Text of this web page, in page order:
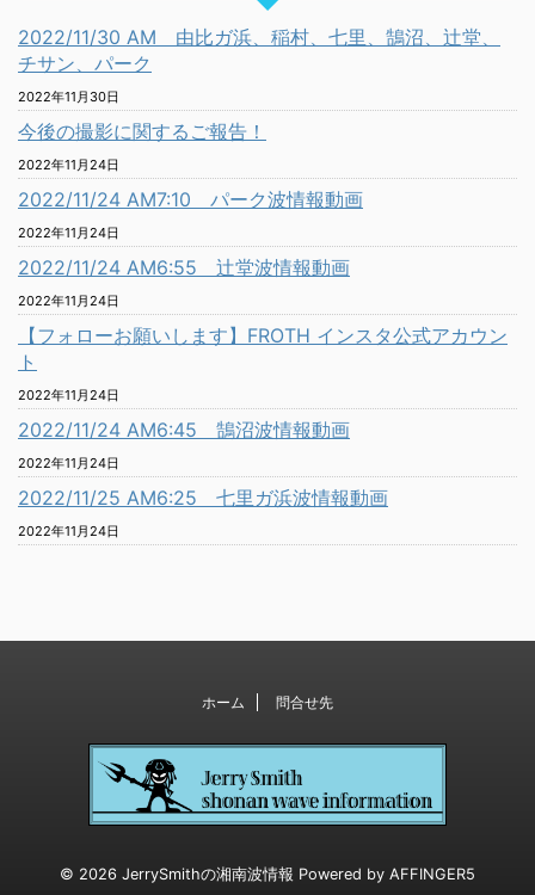
2022/11/30 AM 由比ガ浜、稲村、七里、鵠沼、辻堂、
チサン、パーク
2022年11月30日
今後の撮影に関するご報告！
2022年11月24日
2022/11/24 AM7:10 パーク波情報動画
2022年11月24日
2022/11/24 AM6:55 辻堂波情報動画
2022年11月24日
【フォローお願いします】FROTH インスタ公式アカウン
ト
2022年11月24日
2022/11/24 AM6:45 鵠沼波情報動画
2022年11月24日
2022/11/25 AM6:25 七里ガ浜波情報動画
2022年11月24日
ホーム 問合せ先
© 2026 JerrySmithの湘南波情報 Powered by AFFINGER5